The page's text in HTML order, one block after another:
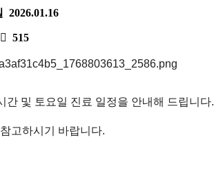
2026.01.16
515
및 토요일 진료 일정을 안내해 드립니다.
고하시기 바랍니다.